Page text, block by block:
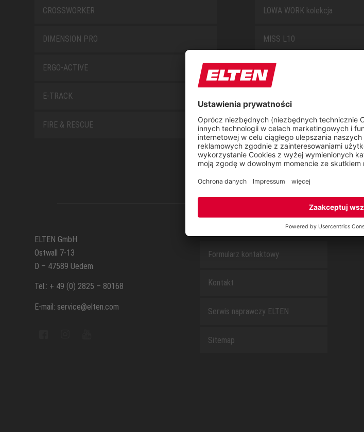
CROSSWORKER
DIMENSION PRO
ERGO-ACTIVE
E-TRACK
FIRE & RESCUE
LOWA WORK kolekcja
MISS L10
NEW CLASSICS
RETRO
SAFEGUARD
ELTEN GmbH
Ostwall 7-13
D – 47589 Uedem
Tel.: + 49 (0) 2825 – 80168
E-mail: service@elten.com
Formularz kontaktowy
Kontakt
Serwis naprawczy ELTEN
Sitemap